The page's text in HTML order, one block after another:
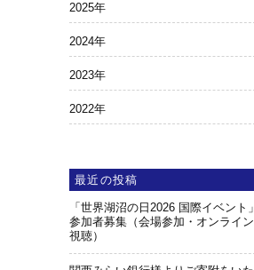
2025年
2024年
2023年
2022年
最近の投稿
「世界湖沼の日2026 国際イベント」
参加者募集（会場参加・オンライン
視聴）